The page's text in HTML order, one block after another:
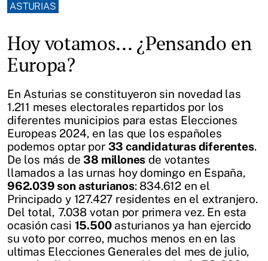
ASTURIAS
Hoy votamos... ¿Pensando en
Europa?
En Asturias se constituyeron sin novedad las
1.211 meses electorales repartidos por los
diferentes municipios para estas Elecciones
Europeas 2024, en las que los españoles
podemos optar por 33 candidaturas diferentes.
De los más de 38 millones de votantes
llamados a las urnas hoy domingo en España,
962.039 son asturianos: 834.612 en el
Principado y 127.427 residentes en el extranjero.
Del total, 7.038 votan por primera vez. En esta
ocasión casi 15.500asturianos ya han ejercido
su voto por correo, muchos menos en en las
ultimas Elecciones Generales del mes de julio,